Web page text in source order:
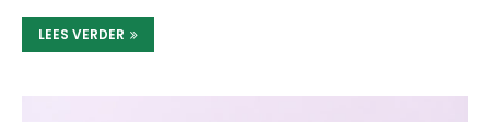
LEES VERDER